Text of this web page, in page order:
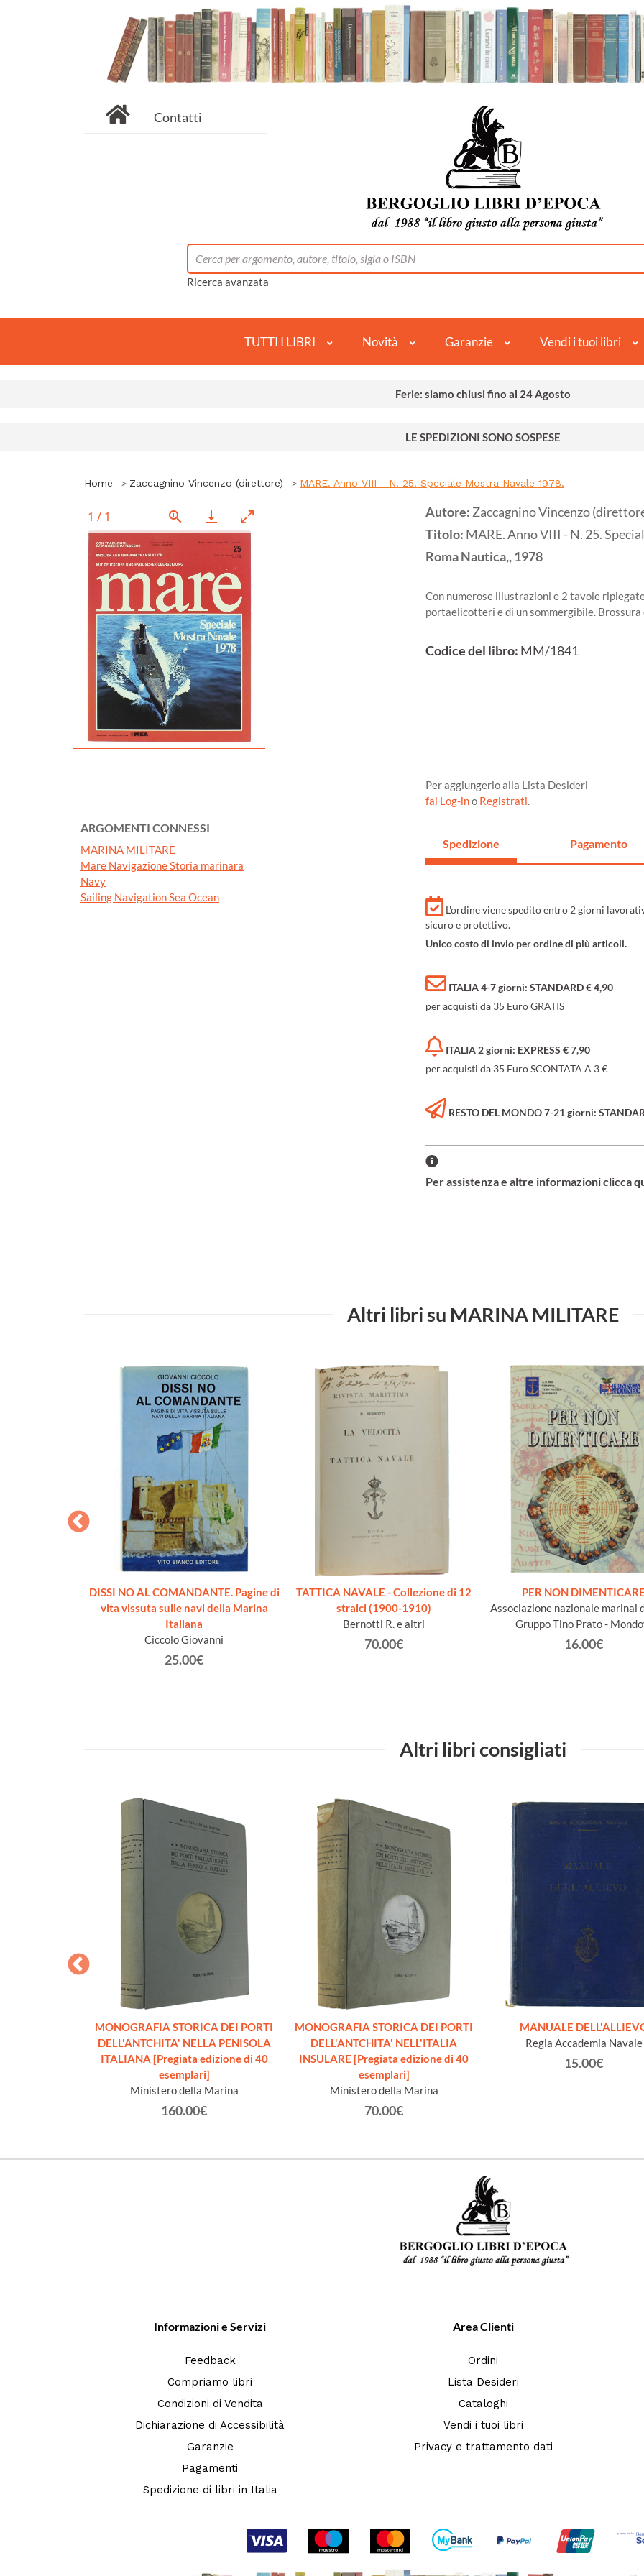
Contatti
Ricerca avanzata
TUTTI I LIBRI Novità Garanzie Vendi i tuoi libri
Ferie: siamo chiusi fino al 24 Agosto
LE SPEDIZIONI SONO SOSPESE
Home Zaccagnino Vincenzo (direttore) MARE. Anno VIII - N. 25. Speciale Mostra Navale 1978.
1 / 1
ARGOMENTI CONNESSI
MARINA MILITARE
Mare Navigazione Storia marinara
Navy
Sailing Navigation Sea Ocean
Autore: Zaccagnino Vincenzo
Titolo: MARE. Anno VIII - N. 25.
RomaNautica,,1978
Con numerose illustrazioni e 2 tavole
portaelicotteri e di un sommergibile.
Codice del libro: MM/1841
Per aggiungerlo alla Lista Desideri
fai Log-ino Registrati.
Spedizione Pagamento
L'ordine viene spedito entro 2 giorni
sicuro e protettivo.
Unico costo di invio per ordine di più articoli.
ITALIA 4-7 giorni: STANDARD € 4,90
per acquisti da 35 Euro GRATIS
ITALIA 2 giorni: EXPRESS € 7,90
per acquisti da 35 Euro SCONTATA A 3 €
RESTO DEL MONDO 7-21 giorni:
Per assistenza e altre informazioni clicca
Altri libri su MARINA MILITARE
DISSI NO AL COMANDANTE. Pagine di
vita vissuta sulle navi della Marina
Italiana
Ciccolo Giovanni
25.00€
TATTICA NAVALE - Collezione di 12
stralci (1900-1910)
Bernotti R. e altri
70.00€
PER NON DIMENTICARE
Associazione nazionale marinai
Gruppo Tino Prato -
16.00€
Altri libri consigliati
[Rilegato con
MONOGRAFIA STORICA DEI PORTI
DELL'ANTCHITA' NELLA PENISOLA
ITALIANA [Pregiata edizione di 40
esemplari]
Ministero della Marina
160.00€
MONOGRAFIA STORICA DEI PORTI
DELL'ANTCHITA' NELL'ITALIA
INSULARE [Pregiata edizione di 40
esemplari]
Ministero della Marina
70.00€
MANUALE
Regia Accademia Navale
15.00€
Informazioni e Servizi
Feedback
Compriamo libri
Condizioni di Vendita
Dichiarazione di Accessibilità
Garanzie
Pagamenti
Spedizione di libri in Italia
Area Clienti
Ordini
Lista Desideri
Cataloghi
Vendi i tuoi libri
Privacy e trattamento dati